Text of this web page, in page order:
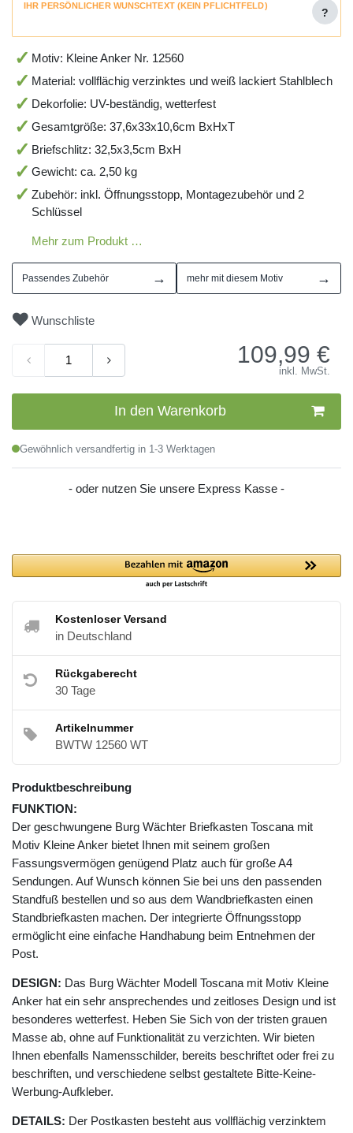
IHR PERSÖNLICHER WUNSCHTEXT (KEIN PFLICHTFELD)
?
Motiv: Kleine Anker Nr. 12560
Material: vollflächig verzinktes und weiß lackiert Stahlblech
Dekorfolie: UV-beständig, wetterfest
Gesamtgröße: 37,6x33x10,6cm BxHxT
Briefschlitz: 32,5x3,5cm BxH
Gewicht: ca. 2,50 kg
Zubehör: inkl. Öffnungsstopp, Montagezubehör und 2
Schlüssel
Mehr zum Produkt …
Passendes Zubehör → mehr mit diesem Motiv →
Wunschliste
109,99 €
inkl. MwSt.
In den Warenkorb
Gewöhnlich versandfertig in 1-3 Werktagen
- oder nutzen Sie unsere Express Kasse -
Kostenloser Versand
in Deutschland
Rückgaberecht
30 Tage
Artikelnummer
BWTW 12560 WT
Produktbeschreibung
FUNKTION:
Der geschwungene Burg Wächter Briefkasten Toscana mit
Motiv Kleine Anker bietet Ihnen mit seinem großen
Fassungsvermögen genügend Platz auch für große A4
Sendungen. Auf Wunsch können Sie bei uns den passenden
Standfuß bestellen und so aus dem Wandbriefkasten einen
Standbriefkasten machen. Der integrierte Öffnungsstopp
ermöglicht eine einfache Handhabung beim Entnehmen der
Post.
DESIGN: Das Burg Wächter Modell Toscana mit Motiv Kleine
Anker hat ein sehr ansprechendes und zeitloses Design und ist
besonderes wetterfest. Heben Sie Sich von der tristen grauen
Masse ab, ohne auf Funktionalität zu verzichten. Wir bieten
Ihnen ebenfalls Namensschilder, bereits beschriftet oder frei zu
beschriften, und verschiedene selbst gestaltete Bitte-Keine-
Werbung-Aufkleber.
DETAILS: Der Postkasten besteht aus vollflächig verzinktem